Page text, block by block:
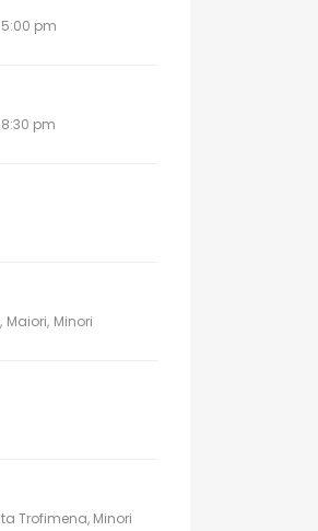
pm
pm
Maiori Minori
Trofimena, Minori